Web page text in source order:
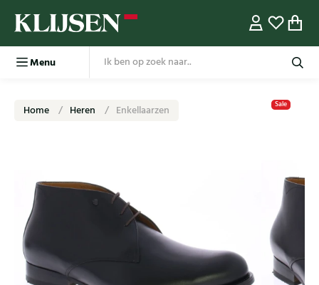
Menu
Home Heren Enkellaarzen Sale